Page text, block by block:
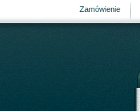
Zamówienie